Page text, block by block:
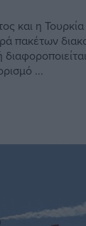
και η
πακέτων
...